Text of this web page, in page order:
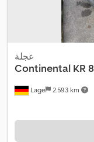
Lage 2.593 km
عجلة
Continental KR